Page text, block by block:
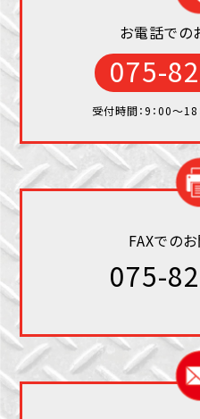
お電話での
075-
受付時間：9：00〜18
FAXでの
075-